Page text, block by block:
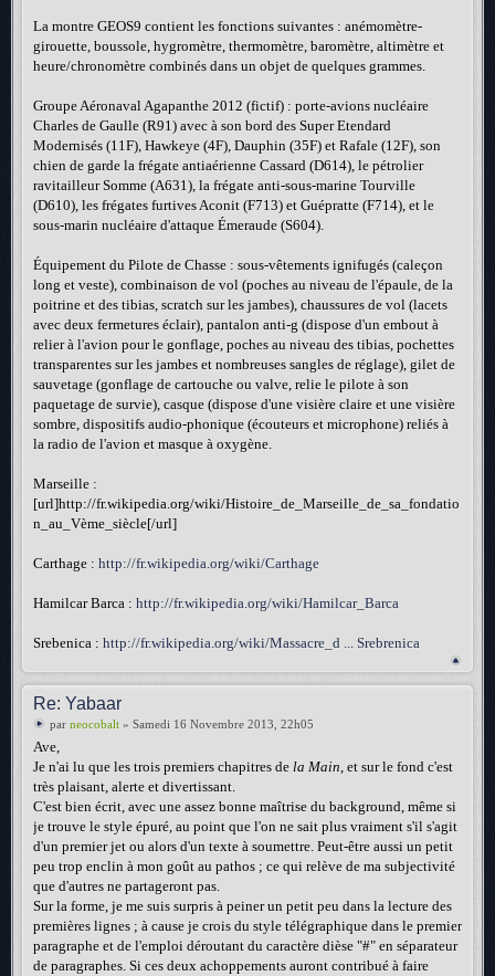
La montre GEOS9 contient les fonctions suivantes : anémomètre-
girouette, boussole, hygromètre, thermomètre, baromètre, altimètre et
heure/chronomètre combinés dans un objet de quelques grammes.
Groupe Aéronaval Agapanthe 2012 (fictif) : porte-avions nucléaire
Charles de Gaulle (R91) avec à son bord des Super Etendard
Modernisés (11F), Hawkeye (4F), Dauphin (35F) et Rafale (12F), son
chien de garde la frégate antiaérienne Cassard (D614), le pétrolier
ravitailleur Somme (A631), la frégate anti-sous-marine Tourville
(D610), les frégates furtives Aconit (F713) et Guépratte (F714), et le
sous-marin nucléaire d'attaque Émeraude (S604).
Équipement du Pilote de Chasse : sous-vêtements ignifugés (caleçon
long et veste), combinaison de vol (poches au niveau de l'épaule, de la
poitrine et des tibias, scratch sur les jambes), chaussures de vol (lacets
avec deux fermetures éclair), pantalon anti-g (dispose d'un embout à
relier à l'avion pour le gonflage, poches au niveau des tibias, pochettes
transparentes sur les jambes et nombreuses sangles de réglage), gilet de
sauvetage (gonflage de cartouche ou valve, relie le pilote à son
paquetage de survie), casque (dispose d'une visière claire et une visière
sombre, dispositifs audio-phonique (écouteurs et microphone) reliés à
la radio de l'avion et masque à oxygène.
Marseille :
[url]http://fr.wikipedia.org/wiki/Histoire_de_Marseille_de_sa_fondatio
n_au_Vème_siècle[/url]
Carthage : http://fr.wikipedia.org/wiki/Carthage
Hamilcar Barca : http://fr.wikipedia.org/wiki/Hamilcar_Barca
Srebenica : http://fr.wikipedia.org/wiki/Massacre_d ... Srebrenica
Re: Yabaar
par neocobalt » Samedi 16 Novembre 2013, 22h05
Ave,
Je n'ai lu que les trois premiers chapitres de la Main, et sur le fond c'est
très plaisant, alerte et divertissant.
C'est bien écrit, avec une assez bonne maîtrise du background, même si
je trouve le style épuré, au point que l'on ne sait plus vraiment s'il s'agit
d'un premier jet ou alors d'un texte à soumettre. Peut-être aussi un petit
peu trop enclin à mon goût au pathos ; ce qui relève de ma subjectivité
que d'autres ne partageront pas.
Sur la forme, je me suis surpris à peiner un petit peu dans la lecture des
premières lignes ; à cause je crois du style télégraphique dans le premier
paragraphe et de l'emploi déroutant du caractère dièse "#" en séparateur
de paragraphes. Si ces deux achoppements auront contribué à faire